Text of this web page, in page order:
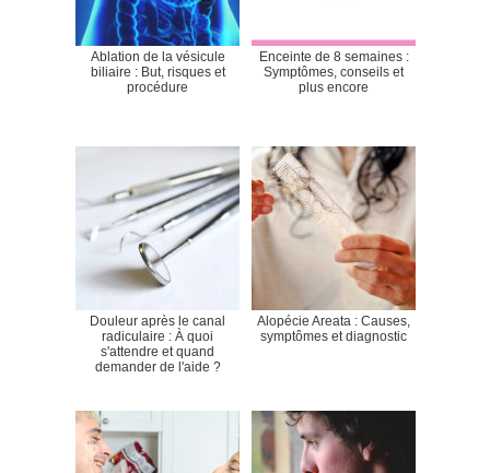
Ablation de la vésicule
biliaire : But, risques et
procédure
Enceinte de 8 semaines :
Symptômes, conseils et
plus encore
Douleur après le canal
radiculaire : À quoi
s'attendre et quand
demander de l'aide ?
Alopécie Areata : Causes,
symptômes et diagnostic